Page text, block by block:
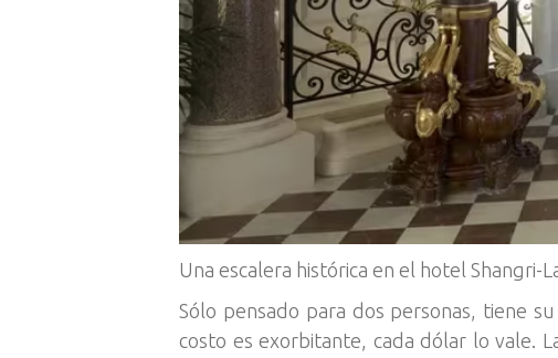
Una escalera histórica en el hotel Shangri-
Sólo pensado para dos personas, tiene
costo es exorbitante, cada dólar lo vale.